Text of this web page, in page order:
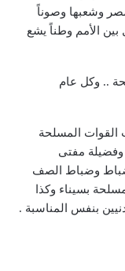
وشعبها وصوناً
بين الأمم وطناً يشع
.. وكل عام
المسلحة
وفضيلة مفتى
وضباط الصف
بسيناء وكذا
بنفس المناسبة .